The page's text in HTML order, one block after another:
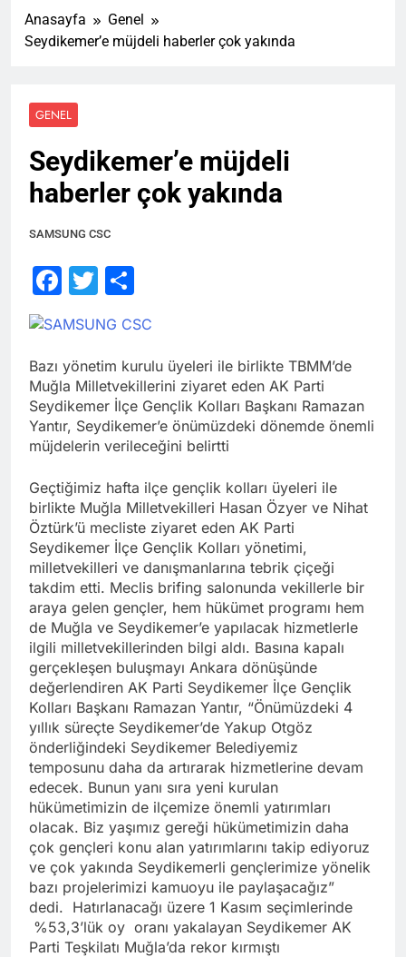
Anasayfa
Genel
Seydikemer’e müjdeli haberler çok yakında
GENEL
Seydikemer’e müjdeli
haberler çok yakında
SAMSUNG CSC
Facebook
Twitter
Bazı yönetim kurulu üyeleri ile birlikte TBMM’de
Muğla Milletvekillerini ziyaret eden AK Parti
Seydikemer İlçe Gençlik Kolları Başkanı Ramazan
Yantır, Seydikemer’e önümüzdeki dönemde önemli
müjdelerin verileceğini belirtti
Geçtiğimiz hafta ilçe gençlik kolları üyeleri ile
birlikte Muğla Milletvekilleri Hasan Özyer ve Nihat
Öztürk’ü mecliste ziyaret eden AK Parti
Seydikemer İlçe Gençlik Kolları yönetimi,
milletvekilleri ve danışmanlarına tebrik çiçeği
takdim etti. Meclis brifing salonunda vekillerle bir
araya gelen gençler, hem hükümet programı hem
de Muğla ve Seydikemer’e yapılacak hizmetlerle
ilgili milletvekillerinden bilgi aldı. Basına kapalı
gerçekleşen buluşmayı Ankara dönüşünde
değerlendiren AK Parti Seydikemer İlçe Gençlik
Kolları Başkanı Ramazan Yantır, “Önümüzdeki 4
yıllık süreçte Seydikemer’de Yakup Otgöz
önderliğindeki Seydikemer Belediyemiz
temposunu daha da artırarak hizmetlerine devam
edecek. Bunun yanı sıra yeni kurulan
hükümetimizin de ilçemize önemli yatırımları
olacak. Biz yaşımız gereği hükümetimizin daha
çok gençleri konu alan yatırımlarını takip ediyoruz
ve çok yakında Seydikemerli gençlerimize yönelik
bazı projelerimizi kamuoyu ile paylaşacağız”
dedi. Hatırlanacağı üzere 1 Kasım seçimlerinde
%53,3’lük oy oranı yakalayan Seydikemer AK
Parti Teşkilatı Muğla’da rekor kırmıştı